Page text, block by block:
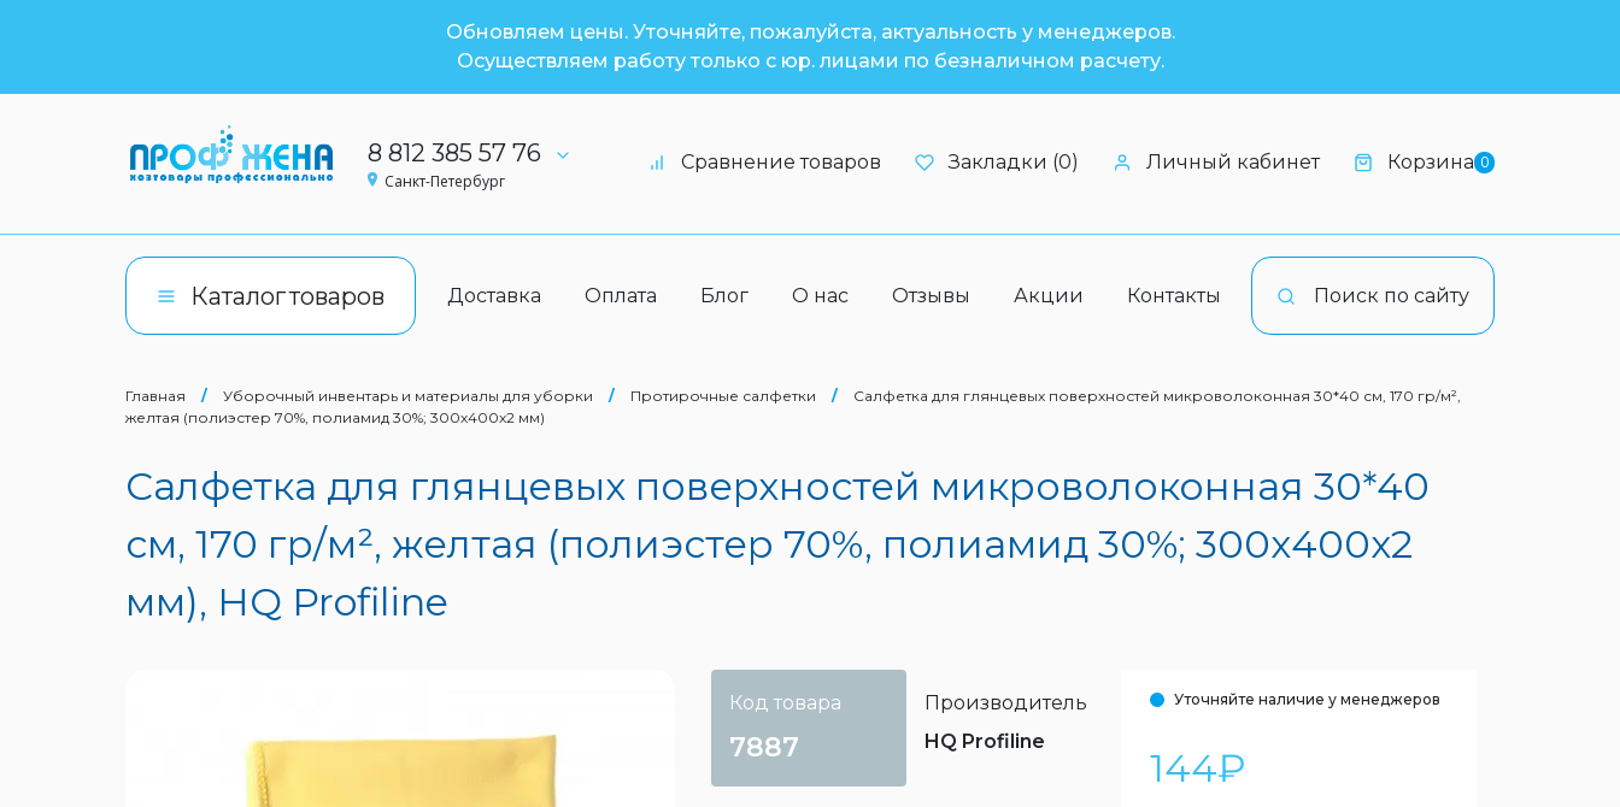
Обновляем цены. Уточняйте, пожалуйста, актуальность у менеджеров.
Осуществляем работу только с юр. лицами по безналичном расчету.
8 812 385 57 76
Санкт-Петербург
Сравнение товаров Закладки (0) Личный кабинет Корзина 0
Поиск по сайту
Каталогтоваров Доставка Оплата Блог О нас Отзывы Акции Контакты
Главная / Уборочный инвентарь и материалы для уборки / Протирочные салфетки /
Салфетка для глянцевых поверхностей микроволоконная 30*40 см, 170 гр/м²,
желтая (полиэстер 70%, полиамид 30%; 300х400х2 мм)
Салфетка для глянцевых поверхностей микроволоконная 30*40
см, 170 гр/м², желтая (полиэстер 70%, полиамид 30%; 300х400х2
мм), HQ Profiline
Код товара
7887
Производитель
HQ Profiline
Уточняйте наличие у менеджеров
144₽